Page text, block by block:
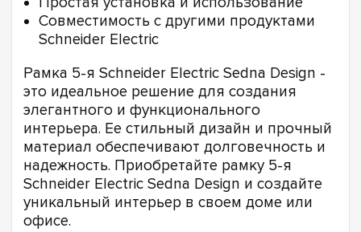
Совместимость с другими продуктами
Schneider Electric
Рамка 5-я Schneider Electric Sedna Design -
это идеальное решение для создания
элегантного и функционального
интерьера. Ее стильный дизайн и прочный
материал обеспечивают долговечность и
надежность. Приобретайте рамку 5-я
Schneider Electric Sedna Design и создайте
уникальный интерьер в своем доме или
офисе.